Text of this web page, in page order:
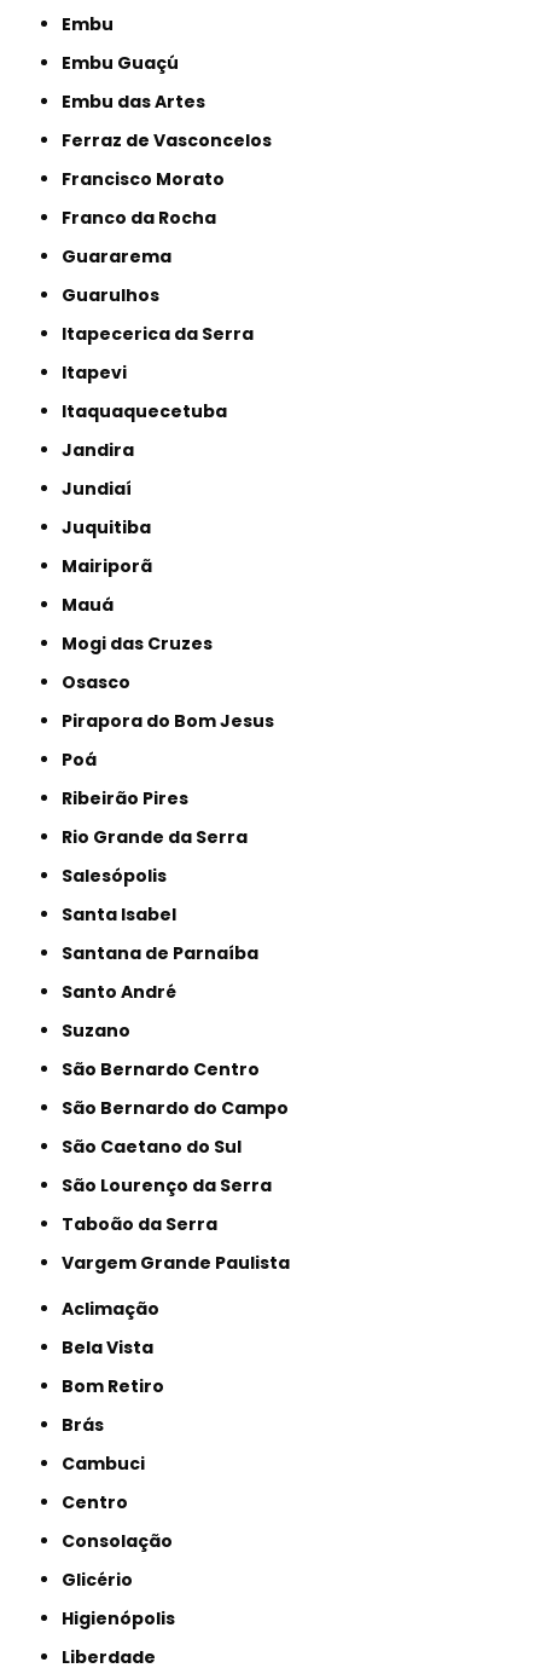
Embu
Embu Guaçú
Embu das Artes
Ferraz de Vasconcelos
Francisco Morato
Franco da Rocha
Guararema
Guarulhos
Itapecerica da Serra
Itapevi
Itaquaquecetuba
Jandira
Jundiaí
Juquitiba
Mairiporã
Mauá
Mogi das Cruzes
Osasco
Pirapora do Bom Jesus
Poá
Ribeirão Pires
Rio Grande da Serra
Salesópolis
Santa Isabel
Santana de Parnaíba
Santo André
Suzano
São Bernardo Centro
São Bernardo do Campo
São Caetano do Sul
São Lourenço da Serra
Taboão da Serra
Vargem Grande Paulista
Aclimação
Bela Vista
Bom Retiro
Brás
Cambuci
Centro
Consolação
Glicério
Higienópolis
Liberdade